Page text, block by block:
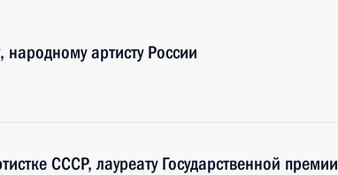
артисту России
СССР, лауреату Государственной премии